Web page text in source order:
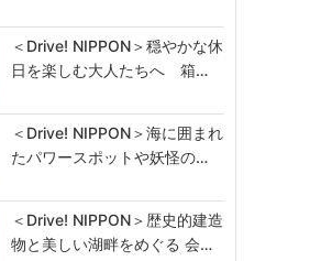
＜Drive! NIPPON＞穏やかな休
日を楽しむ大人たちへ 箱…
＜Drive! NIPPON＞海に囲まれ
たパワースポットや妖怪の…
＜Drive! NIPPON＞歴史的建造
物と美しい湖畔をめぐる 会…